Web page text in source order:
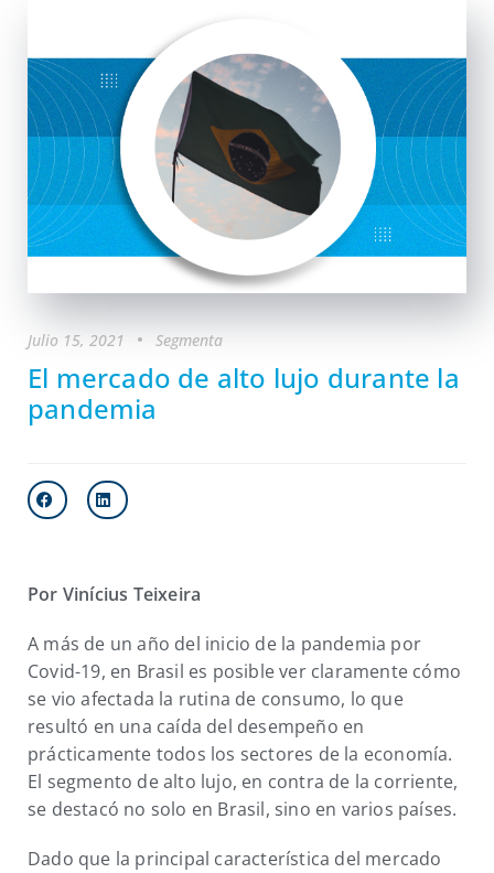
Julio 15, 2021 Segmenta
El mercado de alto lujo durante la
pandemia
Por Vinícius Teixeira
A más de un año del inicio de la pandemia por
Covid-19, en Brasil es posible ver claramente cómo
se vio afectada la rutina de consumo, lo que
resultó en una caída del desempeño en
prácticamente todos los sectores de la economía.
El segmento de alto lujo, en contra de la corriente,
se destacó no solo en Brasil, sino en varios países.
Dado que la principal característica del mercado